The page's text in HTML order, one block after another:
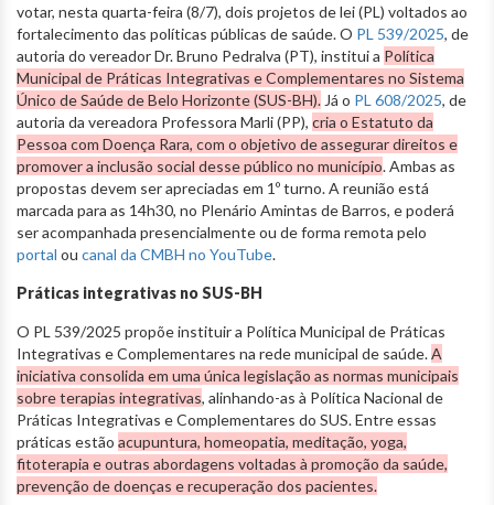
votar, nesta quarta-feira (8/7), dois projetos de lei (PL) voltados ao
fortalecimento das políticas públicas de saúde. O PL 539/2025, de
autoria do vereador Dr. Bruno Pedralva (PT), institui a Política
Municipal de Práticas Integrativas e Complementares no Sistema
Único de Saúde de Belo Horizonte (SUS-BH). Já o PL 608/2025, de
autoria da vereadora Professora Marli (PP), cria o Estatuto da
Pessoa com Doença Rara, com o objetivo de assegurar direitos e
promover a inclusão social desse público no município. Ambas as
propostas devem ser apreciadas em 1º turno. A reunião está
marcada para as 14h30, no Plenário Amintas de Barros, e poderá
ser acompanhada presencialmente ou de forma remota pelo
portal ou canal da CMBH no YouTube.
Práticas integrativas no SUS-BH
O PL 539/2025 propõe instituir a Política Municipal de Práticas
Integrativas e Complementares na rede municipal de saúde.A
iniciativa consolida em uma única legislação as normas municipais
sobre terapias integrativas, alinhando-as à Política Nacional de
Práticas Integrativas e Complementares do SUS. Entre essas
práticas estão acupuntura, homeopatia, meditação, yoga,
fitoterapia e outras abordagens voltadas à promoção da saúde,
prevenção de doenças e recuperação dos pacientes.